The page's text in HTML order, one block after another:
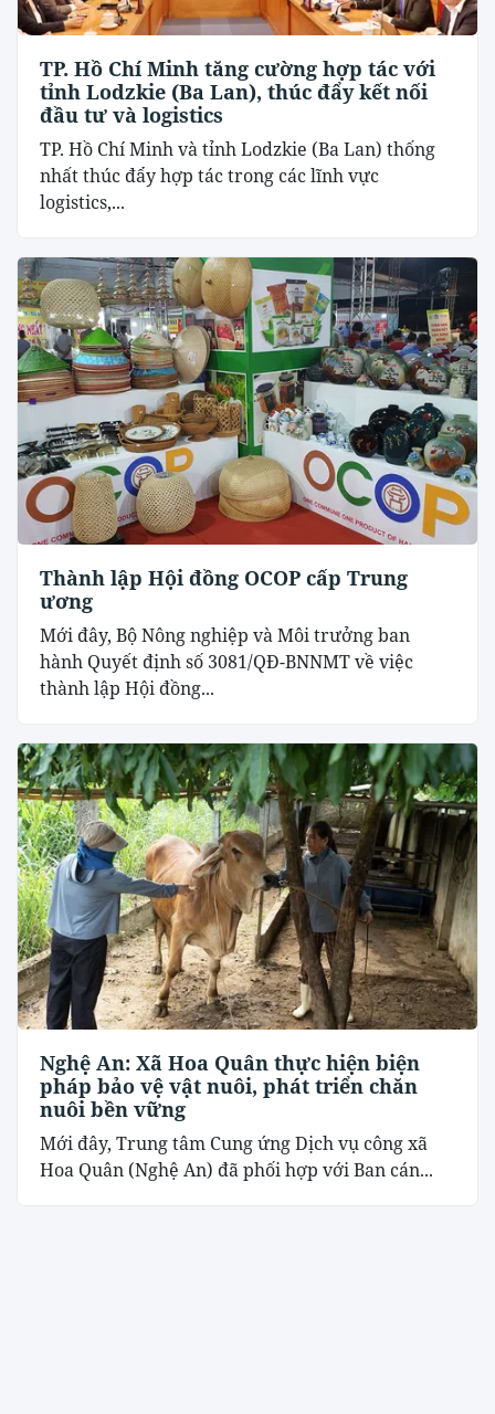
TP. Hồ Chí Minh tăng cường hợp tác với
tỉnh Lodzkie (Ba Lan), thúc đẩy kết nối
đầu tư và logistics
TP. Hồ Chí Minh và tỉnh Lodzkie (Ba Lan) thống
nhất thúc đẩy hợp tác trong các lĩnh vực
logistics,...
Thành lập Hội đồng OCOP cấp Trung
ương
Mới đây, Bộ Nông nghiệp và Môi trưởng ban
hành Quyết định số 3081/QĐ-BNNMT về việc
thành lập Hội đồng...
Nghệ An: Xã Hoa Quân thực hiện biện
pháp bảo vệ vật nuôi, phát triển chăn
nuôi bền vững
Mới đây, Trung tâm Cung ứng Dịch vụ công xã
Hoa Quân (Nghệ An) đã phối hợp với Ban cán...